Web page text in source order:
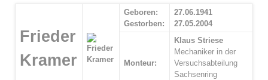
Frieder
Kramer
Geboren:
Gestorben:
27.06.1941
27.05.2004
Monteur:
Klaus Striese
Mechaniker in der
Versuchsabteilung
Sachsenring